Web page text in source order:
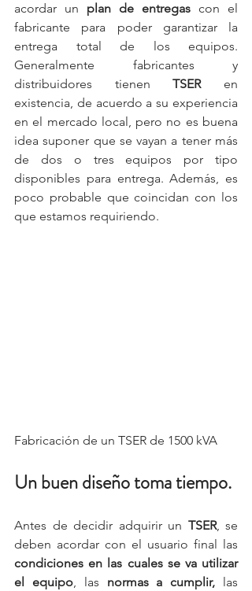
acordar un plan de entregas con el
fabricante para poder garantizar la
entrega total de los equipos.
Generalmente fabricantes y
distribuidores tienen TSER en
existencia, de acuerdo a su experiencia
en el mercado local, pero no es buena
idea suponer que se vayan a tener más
de dos o tres equipos por tipo
disponibles para entrega. Además, es
poco probable que coincidan con los
que estamos requiriendo.
Fabricación de un TSER de 1500 kVA
Un buen diseño toma tiempo.
Antes de decidir adquirir un TSER, se
condiciones en las cuales se va utilizar
el equipo, las normas a cumplir,